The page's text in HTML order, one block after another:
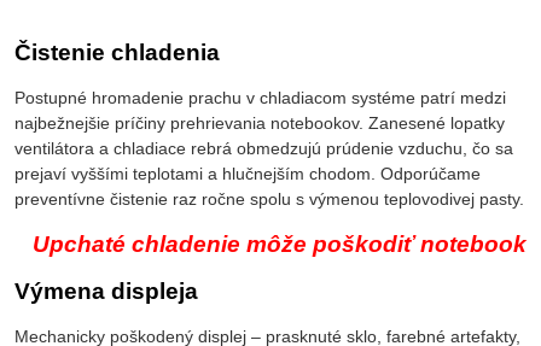
Čistenie chladenia
Postupné hromadenie prachu v chladiacom systéme patrí medzi
najbežnejšie príčiny prehrievania notebookov. Zanesené lopatky
ventilátora a chladiace rebrá obmedzujú prúdenie vzduchu, čo sa
prejaví vyššími teplotami a hlučnejším chodom. Odporúčame
preventívne čistenie raz ročne spolu s výmenou teplovodivej pasty.
Upchaté chladenie môže poškodiť notebook
Výmena displeja
Mechanicky poškodený displej – prasknuté sklo, farebné artefakty,